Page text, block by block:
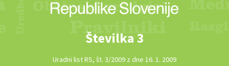
Številka 3
Uradni list RS, št. 3/2009 z dne 16. 1. 2009